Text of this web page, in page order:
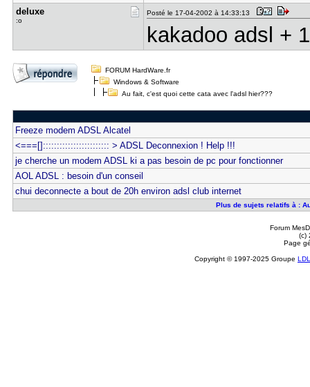
deluxe
:o
Posté le 17-04-2002 à 14:33:13
kakadoo adsl +
FORUM HardWare.fr
Windows & Software
Au fait, c'est quoi cette cata avec l'adsl hier???
Freeze modem ADSL Alcatel
<===[]:::::::::::::::::::::::: > ADSL Deconnexion ! Help !!!
je cherche un modem ADSL ki a pas besoin de pc pour fonctionner
AOL ADSL : besoin d'un conseil
chui deconnecte a bout de 20h environ adsl club internet
Plus de sujets relatifs à :
Forum
(c)
Page
Copyright © 1997-2025 Groupe